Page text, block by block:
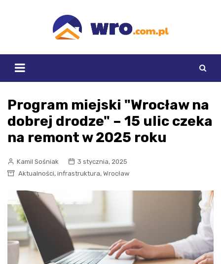
Program miejski "Wrocław na
dobrej drodze" – 15 ulic czeka
na remont w 2025 roku
Kamil Sośniak
3 stycznia, 2025
Aktualności, infrastruktura, Wrocław